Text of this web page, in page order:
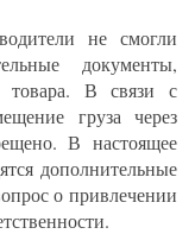
не смогли
документы,
товара. В связи с
груза через
В настоящее
дополнительные
о привлечении